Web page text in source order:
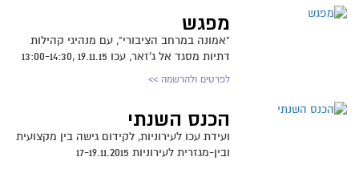
מפגש
"אמונה במרחב הציבורי", עם מנהיגי קהילות
דתיות מסגד אל ג'זאר, עכו 19.11.15 ,13:00-14:30
לפרטים ולהרשמה >>
הכנס השנתי
ועידת עכו לעירוניות, לקידום גישה בין מקצועית
ובין-מגזרית לעירוניות 17-19.11.2015